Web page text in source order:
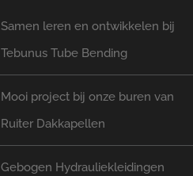
Samen leren en ontwikkelen bij
Tebunus Tube Bending
Mooi project bij onze buren van
Ruiter Dakkapellen
Gebogen Hydrauliekleidingen